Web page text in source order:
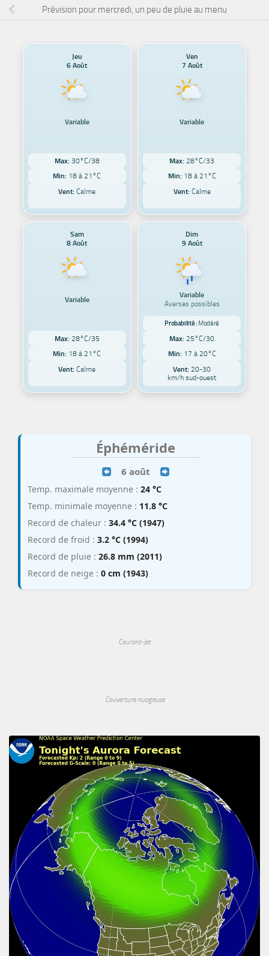
Prévision pour mercredi, un peu de pluie au menu
Jeu
6 Août
Variable
Max: 30°C/38
Min: 18 à 21°C
Vent: Calme
Ven
7 Août
Variable
Max: 28°C/33
Min: 18 à 21°C
Vent:Calme
Sam
8 Août
Variable
Max: 28°C/35
Min: 18 à 21°C
Vent: Calme
Dim
9 Août
Variable
Averses possibles
Probabilité : Modéré
Max: 25°C/30
Min: 17 à 20°C
Vent: 20-30
km/h sud-ouest
Éphéméride
6 août
Temp. maximale moyenne : 24 °C
Temp. minimale moyenne : 11.8 °C
Record de chaleur : 34.4 °C (1947)
Record de froid : 3.2 °C (1994)
Record de pluie : 26.8 mm (2011)
Record de neige : 0 cm (1943)
Courant-Jet
Couverture nuageuse